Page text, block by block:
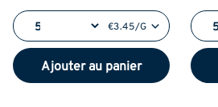
€3.45/G
Ajouter au panier